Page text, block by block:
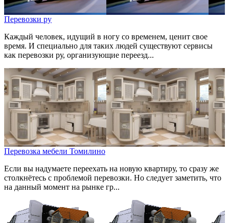
Перевозки ру
Каждый человек, идущий в ногу со временем, ценит свое
время. И специально для таких людей существуют сервисы
как перевозки ру, организующие переезд...
Перевозка мебели Томилино
Если вы надумаете переехать на новую квартиру, то сразу же
столкнётесь с проблемой перевозки. Но следует заметить, что
на данный момент на рынке гр...